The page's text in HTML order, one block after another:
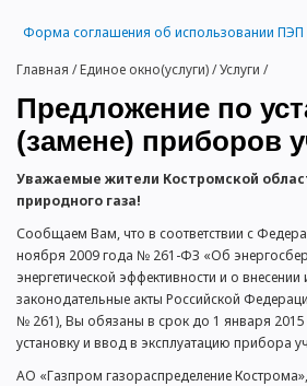
Форма соглашения об использовании
Главная /Единое окно(услуги)/Услуги /
Предложение по
(замене) приборов
Уважаемые жители Костромской
природного газа!
Сообщаем Вам, что в соответствии с
ноября 2009 года № 261-ФЗ «Об
энергетической эффективности и о
законодательные акты Российской
№ 261), Вы обязаны в срок до 1 января 2015
установку и ввод в эксплуатацию прибора
АО «Газпром газораспределение Кострома»